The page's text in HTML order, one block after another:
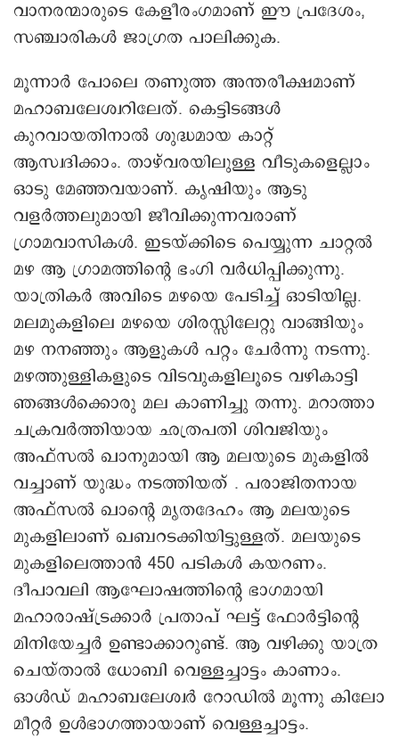
വാനരന്മാരുടെ കേളീരംഗമാണ് ഈ പ്രദേശം,
സഞ്ചാരികൾ ജാഗ്രത പാലിക്കുക.
മൂന്നാർ പോലെ തണുത്ത അന്തരീക്ഷമാണ്
മഹാബലേശ്വറിലേത്. കെട്ടിടങ്ങൾ
കുറവായതിനാൽ ശുദ്ധമായ കാറ്റ്
ആസ്വദിക്കാം. താഴ്‌വരയിലുള്ള വീടുകളെല്ലാം
ഓടു മേഞ്ഞവയാണ്. കൃഷിയും ആടു
വളർത്തലുമായി ജീവിക്കുന്നവരാണ്
ഗ്രാമവാസികൾ. ഇടയ്ക്കിടെ പെയ്യുന്ന ചാറ്റൽ
മഴ ആ ഗ്രാമത്തിന്റെ ഭംഗി വർധിപ്പിക്കുന്നു.
യാത്രികർ അവിടെ മഴയെ പേടിച്ച് ഓടിയില്ല.
മലമുകളിലെ മഴയെ ശിരസ്സിലേറ്റു വാങ്ങിയും
മഴ നനഞ്ഞും ആളുകൾ പറ്റം ചേർന്നു നടന്നു.
മഴത്തുള്ളികളുടെ വിടവുകളിലൂടെ വഴികാട്ടി
ഞങ്ങൾക്കൊരു മല കാണിച്ചു തന്നു. മറാത്താ
ചക്രവർത്തിയായ ഛത്രപതി ശിവജിയും
അഫ്സൽ ഖാനുമായി ആ മലയുടെ മുകളിൽ
വച്ചാണ് യുദ്ധം നടത്തിയത് . പരാജിതനായ
അഫ്സൽ ഖാന്റെ മൃതദേഹം ആ മലയുടെ
മുകളിലാണ് ഖബറടക്കിയിട്ടുള്ളത്. മലയുടെ
മുകളിലെത്താൻ 450 പടികൾ കയറണം.
ദീപാവലി ആഘോഷത്തിന്റെ ഭാഗമായി
മഹാരാഷ്ട്രക്കാർ പ്രതാപ് ഘട്ട് ഫോർട്ടിന്റെ
മിനിയേച്ചർ ഉണ്ടാക്കാറുണ്ട്. ആ വഴിക്കു യാത്ര
ചെയ്താൽ ധോബി വെള്ളച്ചാട്ടം കാണാം.
ഓൾഡ് മഹാബലേശ്വർ റോഡിൽ മൂന്നു കിലോ
മീറ്റർ ഉൾഭാഗത്തായാണ് വെള്ളച്ചാട്ടം.